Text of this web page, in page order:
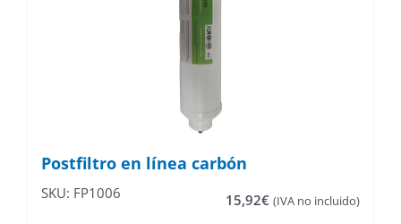
Postfiltro en línea carbón
SKU: FP1006 15,92€ (IVA no incluido)